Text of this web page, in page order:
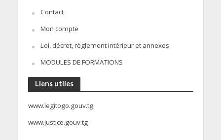
Contact
Mon compte
Loi, décret, règlement intérieur et annexes
MODULES DE FORMATIONS
Liens utiles
www.legitogo.gouv.tg
www.justice.gouv.tg